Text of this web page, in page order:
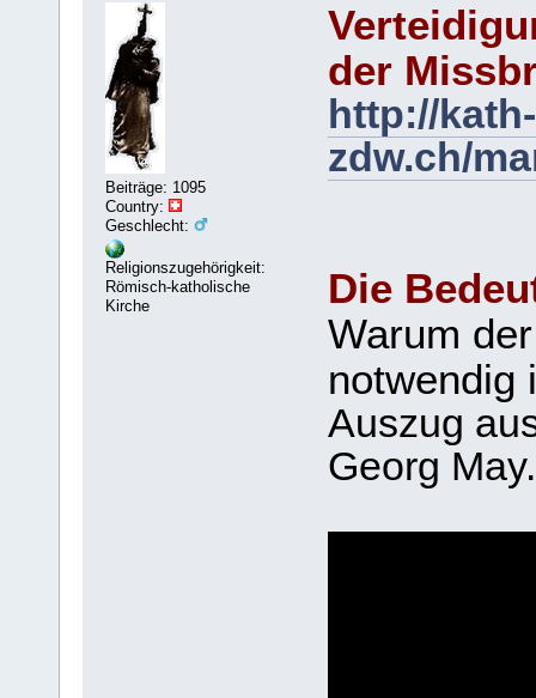
Beiträge: 1095
Country:
Geschlecht:
Religionszugehörigkeit:
Römisch-katholische
Kirche
der
http://kath-
zdw.ch/
Die
Warum
notwendig
Auszug
Georg